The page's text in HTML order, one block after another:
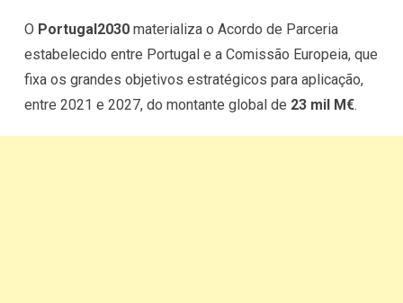
O Portugal2030 materializa o Acordo de Parceria
estabelecido entre Portugal e a Comissão Europeia, que
fixa os grandes objetivos estratégicos para aplicação,
entre 2021 e 2027, do montante global de 23 mil M€.